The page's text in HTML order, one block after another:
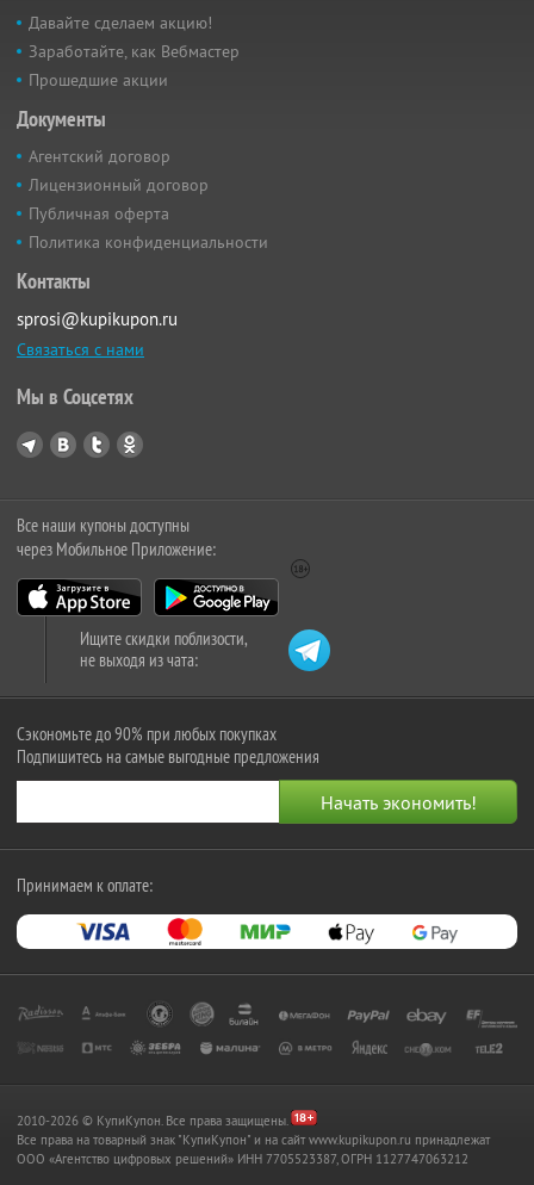
Давайте сделаем акцию!
Заработайте, как Вебмастер
Прошедшие акции
Документы
Агентский договор
Лицензионный договор
Публичная оферта
Политика конфиденциальности
Контакты
sprosi@kupikupon.ru
Связаться с нами
Мы в Соцсетях
Все наши купоны доступны
через Мобильное Приложение:
Ищите скидки поблизости,
не выходя из чата:
Сэкономьте до 90% при любых покупках
Подпишитесь на самые выгодные предложения
Принимаем к оплате:
2010-2026 © КупиКупон. Все права защищены.
Все права на товарный знак "КупиКупон" и на сайт www.kupikupon.ru принадлежат
OOO «Агентство цифровых решений» ИНН 7705523387, ОГРН 1127747063212